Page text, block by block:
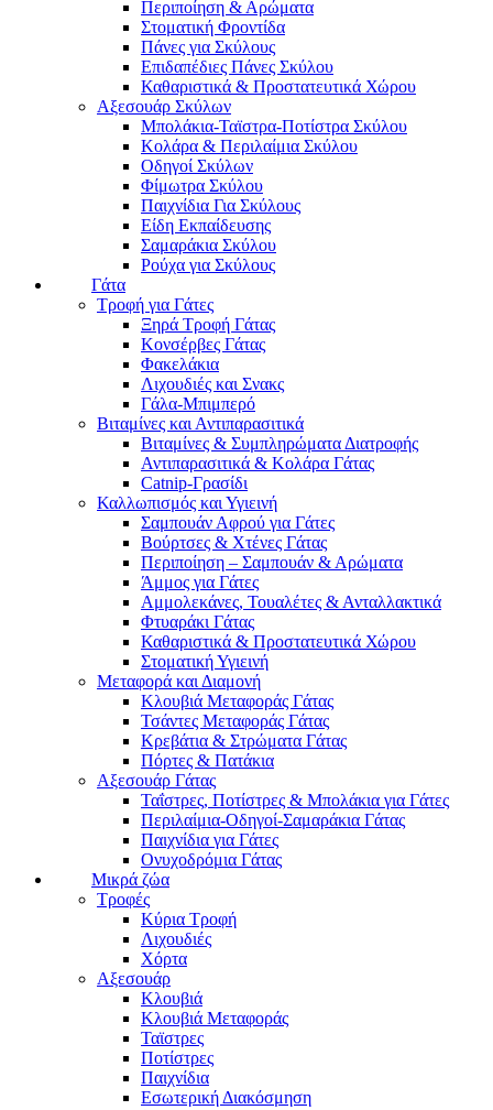
Περιποίηση & Αρώματα
Στοματική Φροντίδα
Πάνες για Σκύλους
Επιδαπέδιες Πάνες Σκύλου
Καθαριστικά & Προστατευτικά Χώρου
Αξεσουάρ Σκύλων
Μπολάκια-Ταϊστρα-Ποτίστρα Σκύλου
Κολάρα & Περιλαίμια Σκύλου
Οδηγοί Σκύλων
Φίμωτρα Σκύλου
Παιχνίδια Για Σκύλους
Είδη Εκπαίδευσης
Σαμαράκια Σκύλου
Ρούχα για Σκύλους
Γάτα
Τροφή για Γάτες
Ξηρά Τροφή Γάτας
Κονσέρβες Γάτας
Φακελάκια
Λιχουδιές και Σνακς
Γάλα-Μπιμπερό
Βιταμίνες και Αντιπαρασιτικά
Βιταμίνες & Συμπληρώματα Διατροφής
Αντιπαρασιτικά & Κολάρα Γάτας
Catnip-Γρασίδι
Καλλωπισμός και Υγιεινή
Σαμπουάν Αφρού για Γάτες
Βούρτσες & Χτένες Γάτας
Περιποίηση – Σαμπουάν & Αρώματα
Άμμος για Γάτες
Αμμολεκάνες, Τουαλέτες & Ανταλλακτικά
Φτυαράκι Γάτας
Καθαριστικά & Προστατευτικά Χώρου
Στοματική Υγιεινή
Μεταφορά και Διαμονή
Κλουβιά Μεταφοράς Γάτας
Τσάντες Μεταφοράς Γάτας
Κρεβάτια & Στρώματα Γάτας
Πόρτες & Πατάκια
Αξεσουάρ Γάτας
Ταΐστρες, Ποτίστρες & Μπολάκια για Γάτες
Περιλαίμια-Οδηγοί-Σαμαράκια Γάτας
Παιχνίδια για Γάτες
Ονυχοδρόμια Γάτας
Μικρά ζώα
Τροφές
Κύρια Τροφή
Λιχουδιές
Χόρτα
Αξεσουάρ
Κλουβιά
Κλουβιά Μεταφοράς
Ταϊστρες
Ποτίστρες
Παιχνίδια
Εσωτερική Διακόσμηση